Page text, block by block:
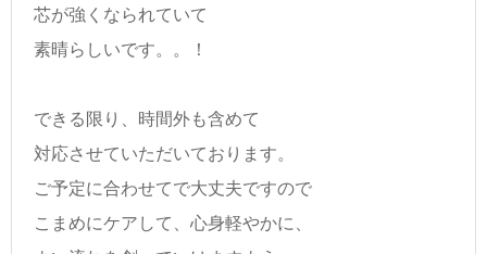
芯が強くなられていて
素晴らしいです。。！
できる限り、時間外も含めて
対応させていただいております。
ご予定に合わせてで大丈夫ですので
こまめにケアして、心身軽やかに、